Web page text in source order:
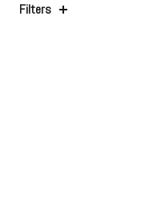
Filters